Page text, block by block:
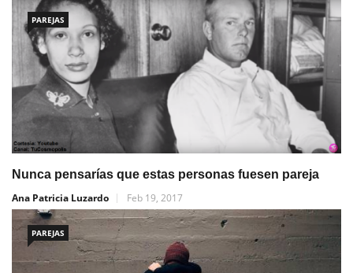
PAREJAS
Nunca pensarías que estas personas fuesen pareja
Ana Patricia Luzardo
Feb 19, 2017
PAREJAS